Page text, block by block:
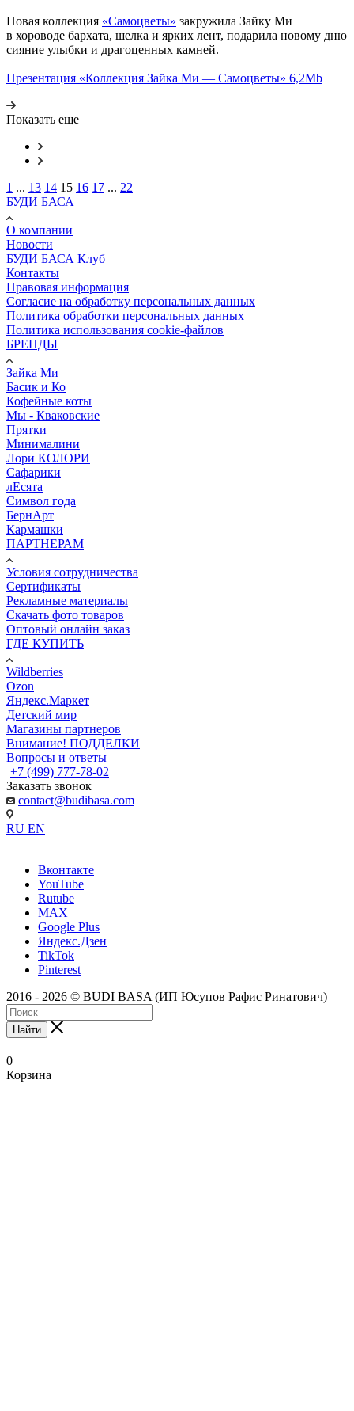
Новая коллекция «Самоцветы» закружила Зайку Ми
в хороводе бархата, шелка и ярких лент, подарила новому дню
сияние улыбки и драгоценных камней.
Презентация «Коллекция Зайка Ми — Самоцветы» 6,2Mb
Показать еще
1 ... 13 14 15 16 17 ... 22
БУДИ БАСА
О компании
Новости
БУДИ БАСА Клуб
Контакты
Правовая информация
Согласие на обработку персональных данных
Политика обработки персональных данных
Политика использования cookie-файлов
БРЕНДЫ
Зайка Ми
Басик и Ко
Кофейные коты
Мы - Кваковские
Прятки
Минималини
Лори КОЛОРИ
Сафарики
лЕсята
Символ года
БернАрт
Кармашки
ПАРТНЕРАМ
Условия сотрудничества
Сертификаты
Рекламные материалы
Скачать фото товаров
Оптовый онлайн заказ
ГДЕ КУПИТЬ
Wildberries
Ozon
Яндекс.Маркет
Детский мир
Магазины партнеров
Внимание! ПОДДЕЛКИ
Вопросы и ответы
+7 (499) 777-78-02
Заказать звонок
contact@budibasa.com
RU EN
Вконтакте
YouTube
Rutube
MAX
Google Plus
Яндекс.Дзен
TikTok
Pinterest
2016 - 2026 © BUDI BASA (ИП Юсупов Рафис Ринатович)
Найти
0
Корзина